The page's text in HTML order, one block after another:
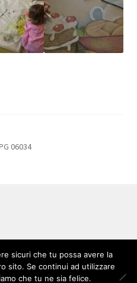
06034
sicuri che tu possa avere la
sito. Se continui ad utilizzare
che tu ne sia felice.